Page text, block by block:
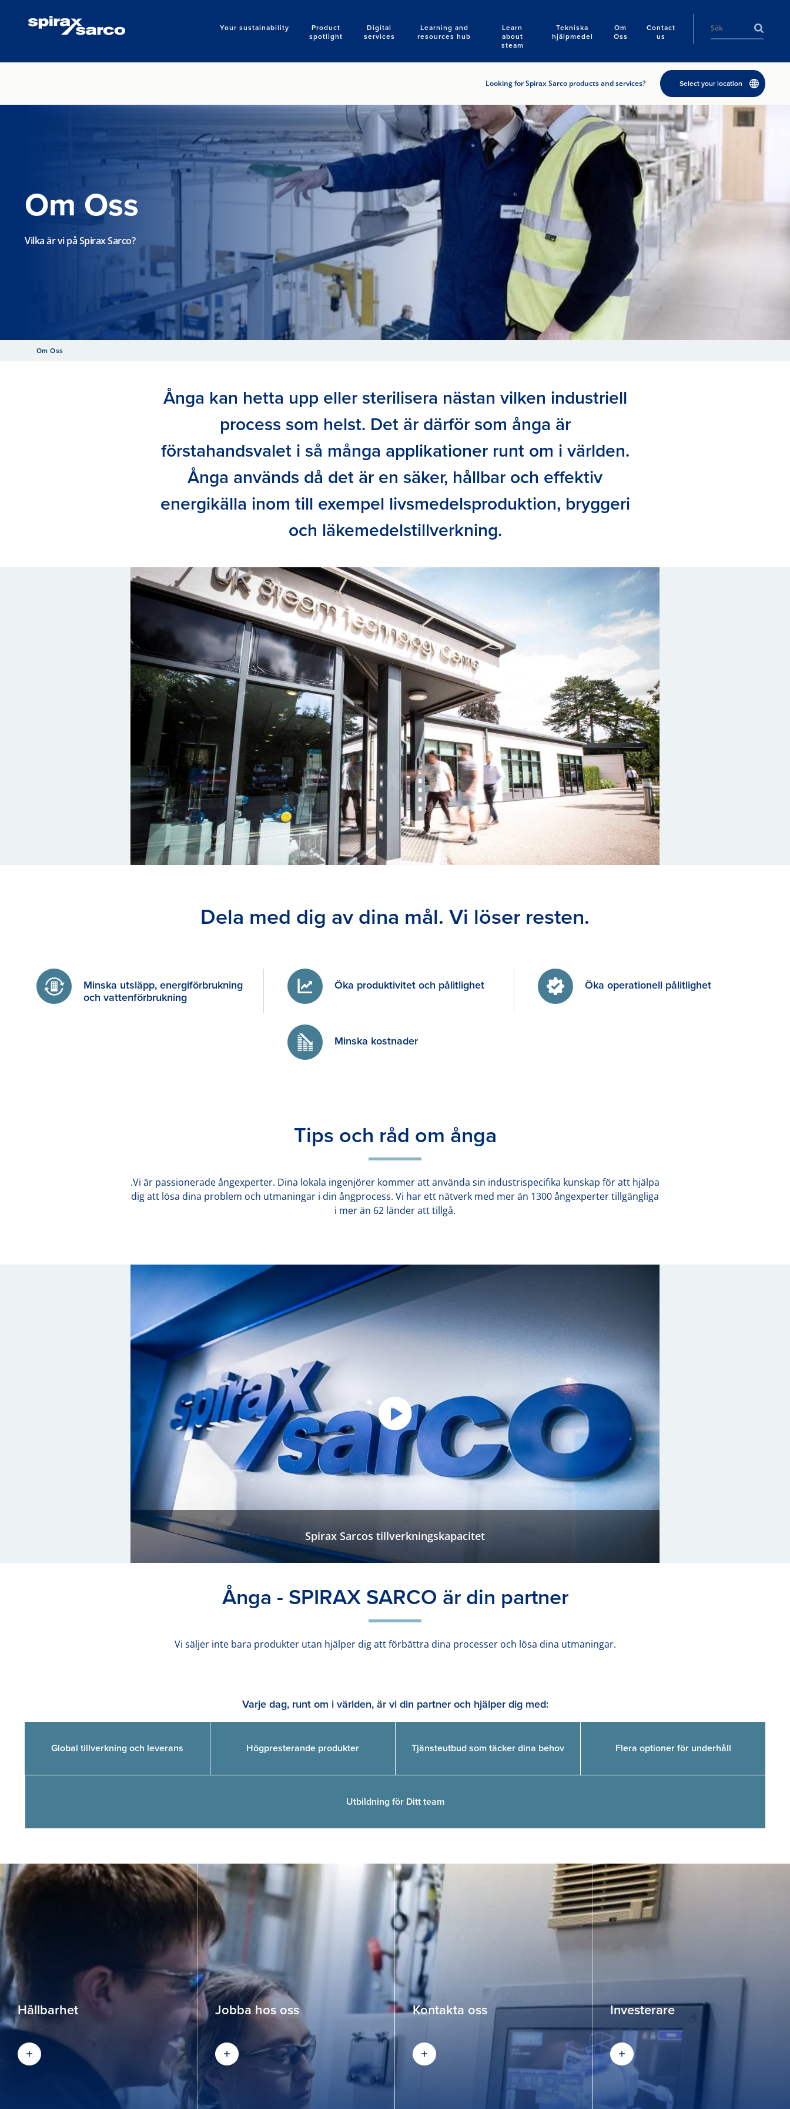
Your sustainability
Product
spotlight
Digital
services
Learning and
resources hub
Learn
about
steam
Tekniska
hjälpmedel
Om
Oss
Contact
us
Search
Looking for Spirax Sarco products and services? Select your location
Om Oss
Vilka är vi på Spirax Sarco?
Om Oss
Ånga kan hetta upp eller sterilisera nästan vilken industriell
process som helst. Det är därför som ånga är
förstahandsvalet i så många applikationer runt om i världen.
Ånga används då det är en säker, hållbar och effektiv
energikälla inom till exempel livsmedelsproduktion, bryggeri
och läkemedelstillverkning.
Dela med dig av dina mål. Vi löser resten.
Minska utsläpp, energiförbrukning
och vattenförbrukning
Öka produktivitet och pålitlighet Öka operationell pålitlighet
Minska kostnader
Tips och råd om ånga
.Vi är passionerade ångexperter. Dina lokala ingenjörer kommer att använda sin industrispecifika kunskap för att hjälpa
dig att lösa dina problem och utmaningar i din ångprocess. Vi har ett nätverk med mer än 1300 ångexperter tillgängliga
i mer än 62 länder att tillgå.
Spirax Sarcos tillverkningskapacitet
Ånga - SPIRAX SARCO är din partner
Vi säljer inte bara produkter utan hjälper dig att förbättra dina processer och lösa dina utmaningar.
Varje dag, runt om i världen, är vi din partner och hjälper dig med:
Global tillverkning och leverans Högpresterande produkter Tjänsteutbud som täcker dina behov Flera optioner för underhåll
Utbildning för Ditt team
Hållbarhet
Läs mer
Jobba hos oss
Karriär
Kontakta oss
Kontakta oss
Investerare
Investerare